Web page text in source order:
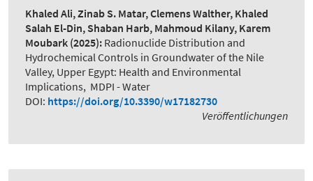
Khaled Ali, Zinab S. Matar, Clemens Walther, Khaled
Salah El-Din, Shaban Harb, Mahmoud Kilany, Karem
Moubark (2025): Radionuclide Distribution and
Hydrochemical Controls in Groundwater of the Nile
Valley, Upper Egypt: Health and Environmental
Implications, MDPI - Water
DOI: https://doi.org/10.3390/w17182730
Veröffentlichungen